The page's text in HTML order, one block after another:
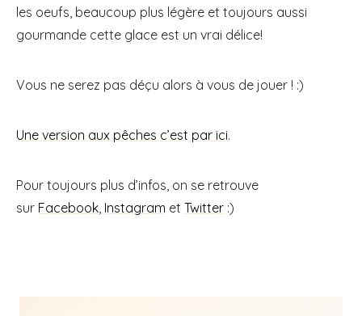
les oeufs, beaucoup plus légère et toujours aussi
gourmande cette glace est un vrai délice!
Vous ne serez pas déçu alors à vous de jouer ! :)
Une version aux pêches c’est par ici.
Pour toujours plus d’infos, on se retrouve
sur Facebook Instagram et Twitter :)